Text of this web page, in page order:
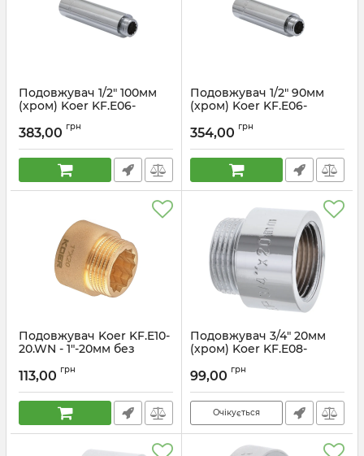
Подовжувач 1/2" 100мм
(хром) Koer KF.E06-
Артикул: KF0103
383,00 грн
Подовжувач 1/2" 90мм
(хром) Koer KF.E06-
Артикул: KF0102
354,00 грн
Подовжувач Koer KF.E10-
20.WN - 1"-20мм без
Артикул: KR5670
113,00 грн
Подовжувач 3/4" 20мм
(хром) Koer KF.E08-
Артикул: KF0106
99,00 грн
Очікується